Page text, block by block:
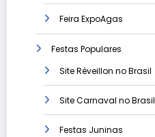
Feira ExpoAgas
Festas Populares
Site Réveillon no Brasil
Site Carnaval no Brasil
Festas Juninas